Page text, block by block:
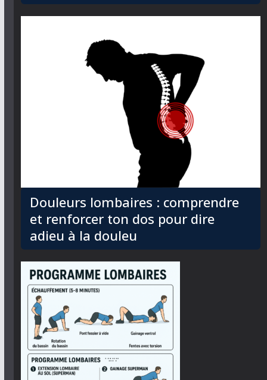
Douleurs lombaires : comprendre
et renforcer ton dos pour dire
adieu à la douleu